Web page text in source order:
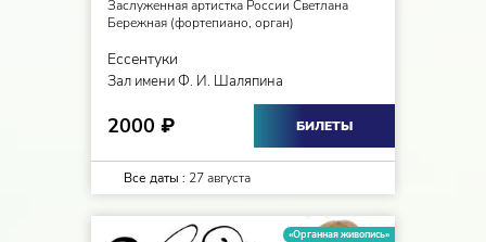
Заслуженная артистка России Светлана
Бережная (фортепиано, орган)
Ессентуки
Зал имени Ф. И. Шаляпина
2000 ₽ БИЛЕТЫ
Все даты : 27 августа
«Органная живопись»